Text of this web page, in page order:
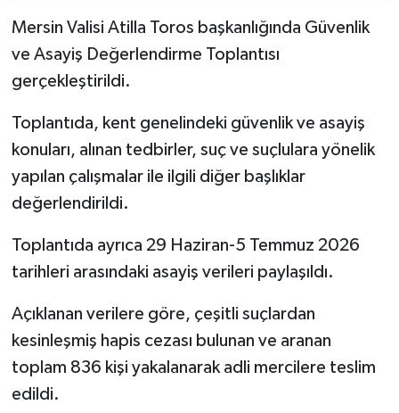
Mersin Valisi Atilla Toros başkanlığında Güvenlik
ve Asayiş Değerlendirme Toplantısı
gerçekleştirildi.
Toplantıda, kent genelindeki güvenlik ve asayiş
konuları, alınan tedbirler, suç ve suçlulara yönelik
yapılan çalışmalar ile ilgili diğer başlıklar
değerlendirildi.
Toplantıda ayrıca 29 Haziran-5 Temmuz 2026
tarihleri arasındaki asayiş verileri paylaşıldı.
Açıklanan verilere göre, çeşitli suçlardan
kesinleşmiş hapis cezası bulunan ve aranan
toplam 836 kişi yakalanarak adli mercilere teslim
edildi.